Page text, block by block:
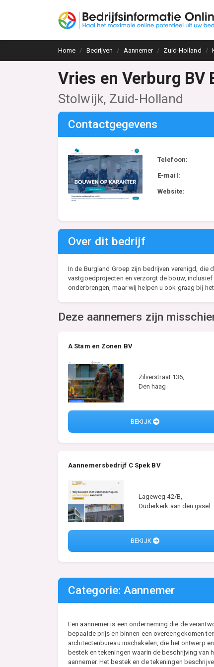
Home Bedrijven Aannemer Zuid-Holland
Vries en Verburg BV
Stolwijk, Zuid-Holland
Contactgegevens
Telefoon:
E-mail:
Website:
Over dit bedrijf
In de Burgland Groep zijn bedrijven verenigd,
vastgoedprojecten en verzorgt de bouw,
onderbrengen, maar wij helpen u ook graag bij
Deze aannemers zijn
A Stam en Zonen BV
Zilverstraat 136,
Den haag
BEKIJK
Aannemersbedrijf C Spek BV
Lageweg 42/B,
Ouderkerk aan den ijssel
BEKIJK
Categorie: Aannemer
Een aannemer is een onderneming die de
bepaalde prijs en binnen een overeengekomen
architectenbureau inschakelen, die het ontwerp
bestek en tekeningen waarin de beschrijving
aannemer. Het bestek en de tekeningen